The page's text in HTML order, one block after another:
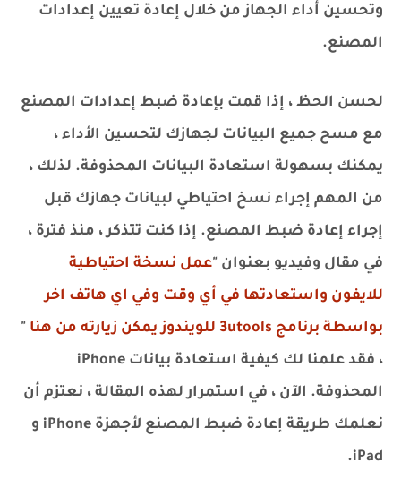
وتحسين أداء الجهاز من خلال إعادة تعيين إعدادات
المصنع.
لحسن الحظ ، إذا قمت بإعادة ضبط إعدادات المصنع
مع مسح جميع البيانات لجهازك لتحسين الأداء ،
يمكنك بسهولة استعادة البيانات المحذوفة. لذلك ،
من المهم إجراء نسخ احتياطي لبيانات جهازك قبل
إجراء إعادة ضبط المصنع. إذا كنت تتذكر ، منذ فترة ،
في مقال وفيديو بعنوان "عمل نسخة احتياطية
للايفون واستعادتها في أي وقت وفي اي هاتف اخر
بواسطة برنامج 3utools للويندوز يمكن زيارته من هنا
"
، فقد علمنا لك كيفية استعادة بيانات iPhone
المحذوفة. الآن ، في استمرار لهذه المقالة ، نعتزم أن
نعلمك طريقة إعادة ضبط المصنع لأجهزة iPhone و
iPad.